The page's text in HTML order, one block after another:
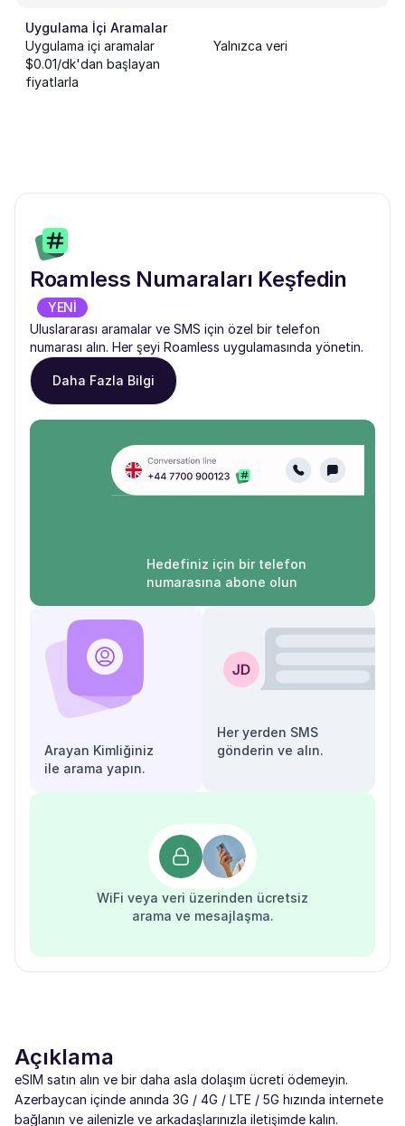
Uygulama İçi Aramalar
Uygulama içi aramalar
$0.01/dk'dan başlayan
fiyatlarla
Yalnızca veri
Roamless Numaraları Keşfedin
YENİ
Uluslararası aramalar ve SMS için özel bir telefon
numarası alın. Her şeyi Roamless uygulamasında yönetin.
Daha Fazla Bilgi
Hedefiniz için bir telefon
numarasına abone olun
Arayan Kimliğiniz
ile arama yapın.
Her yerden SMS
gönderin ve alın.
WiFi veya veri üzerinden ücretsiz
arama ve mesajlaşma.
Açıklama
eSIM satın alın ve bir daha asla dolaşım ücreti ödemeyin.
Azerbaycan içinde anında 3G / 4G / LTE / 5G hızında internete
bağlanın ve ailenizle ve arkadaşlarınızla iletişimde kalın.